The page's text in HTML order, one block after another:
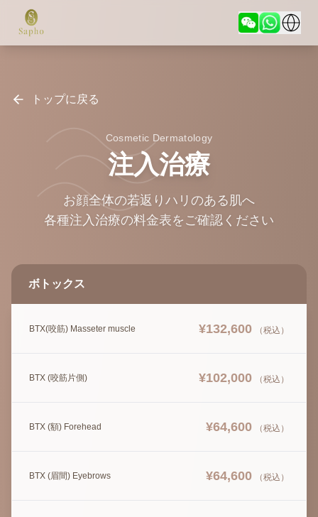
トップに戻る
Cosmetic Dermatology
注入治療
お顔全体の若返りハリのある肌へ
各種注入治療の料金表をご確認ください
ボトックス
BTX(咬筋) Masseter muscle ¥132,600 （税込）
BTX (咬筋片側) ¥102,000 （税込）
BTX (額) Forehead ¥64,600 （税込）
BTX (眉間) Eyebrows ¥64,600 （税込）